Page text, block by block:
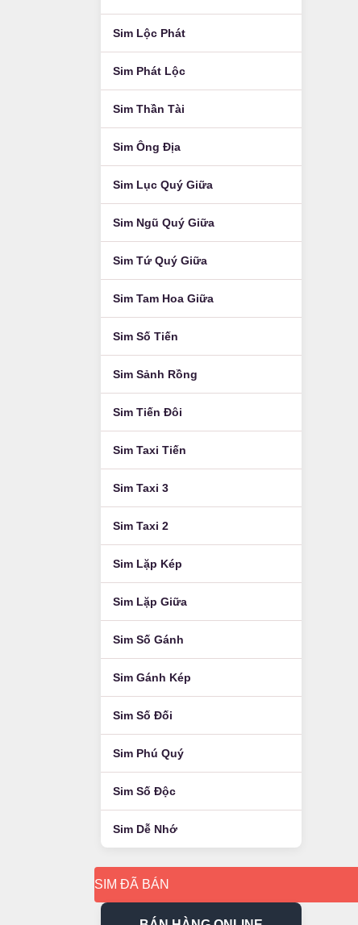
Sim Lộc Phát
Sim Phát Lộc
Sim Thần Tài
Sim Ông Địa
Sim Lục Quý Giữa
Sim Ngũ Quý Giữa
Sim Tứ Quý Giữa
Sim Tam Hoa Giữa
Sim Số Tiến
Sim Sảnh Rồng
Sim Tiến Đôi
Sim Taxi Tiến
Sim Taxi 3
Sim Taxi 2
Sim Lặp Kép
Sim Lặp Giữa
Sim Số Gánh
Sim Gánh Kép
Sim Số Đối
Sim Phú Quý
Sim Số Độc
Sim Dễ Nhớ
SIM ĐÃ BÁN